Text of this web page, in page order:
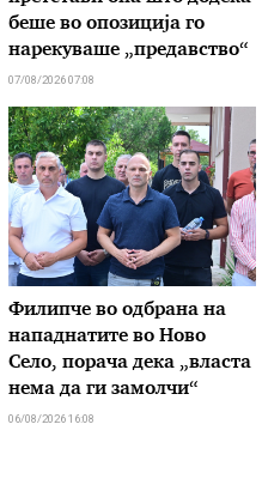
беше во опозиција го
нарекуваше „предавство“
07/08/2026 07:08
Филипче во одбрана на
нападнатите во Ново
Село, порача дека „власта
нема да ги замолчи“
06/08/2026 16:08